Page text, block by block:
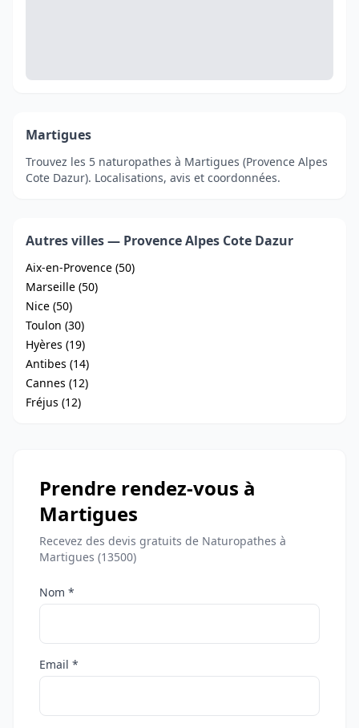
Martigues
Trouvez les 5 naturopathes à Martigues (Provence Alpes
Cote Dazur). Localisations, avis et coordonnées.
Autres villes — Provence Alpes Cote Dazur
Aix-en-Provence (50)
Marseille (50)
Nice (50)
Toulon (30)
Hyères (19)
Antibes (14)
Cannes (12)
Fréjus (12)
Prendre rendez-vous à
Martigues
Recevez des devis gratuits de Naturopathes à
Martigues (13500)
Nom *
Email *